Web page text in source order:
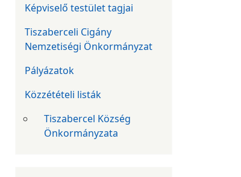
Képviselő testület tagjai
Tiszaberceli Cigány
Nemzetiségi Önkormányzat
Pályázatok
Közzétételi listák
Tiszabercel Község
Önkormányzata